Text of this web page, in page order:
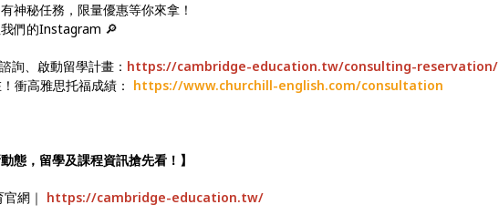
神秘任務，限量優惠等你來拿！
們的Instagram 🔎
詢、啟動留學計畫： https://cambridge-education.tw/consulting-reservation/
衝高雅思托福成績： https://www.churchill-english.com/consultation
動態，留學及課程資訊搶先看！】
網｜ https://cambridge-education.tw/